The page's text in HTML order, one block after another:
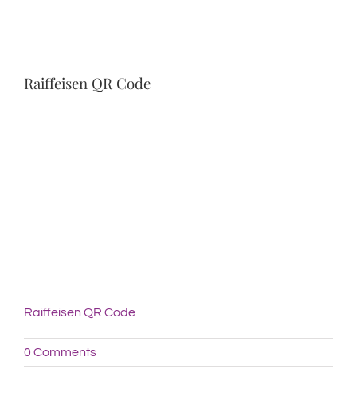
Raiffeisen QR Code
Raiffeisen QR Code
0 Comments